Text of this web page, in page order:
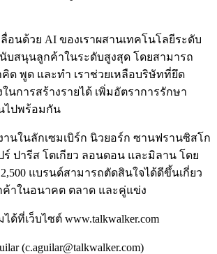
นด้วย AI ของเราผสานเทคโนโลยีระดับ
บสนุนลูกค้าในระดับสูงสุด โดยสามารถ
ด พูด และทำ เราช่วยเหลือบริษัทที่ยึด
นการสร้างรายได้ เพิ่มอัตราการรักษา
ไปพร้อมกัน
านในลักเซมเบิร์ก นิวยอร์ก ซานฟรานซิสโก
ร์ ปารีส โตเกียว ลอนดอน และมิลาน โดย
แบรนด์สามารถตัดสินใจได้ดีขึ้นเกี่ยว
าในอนาคต ตลาด และคู่แข่ง
ด้ที่เว็บไซต์ www.talkwalker.com
(c.aguilar@talkwalker.com)